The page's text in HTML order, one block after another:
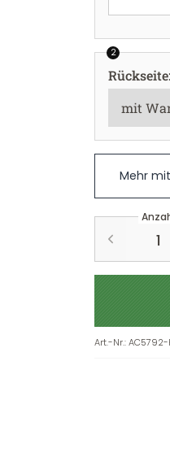
2
Rückseite:
Mehr
Art.-Nr.:AC5792-